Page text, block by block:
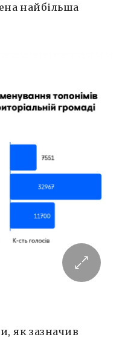
найбільша
як зазначив